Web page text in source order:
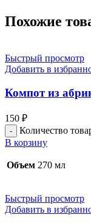
Похожие
Быстрый просмотр
Добавить в
Компот из
150 ₽
Количество
В корзину
Объем 270 мл
Быстрый просмотр
Добавить в